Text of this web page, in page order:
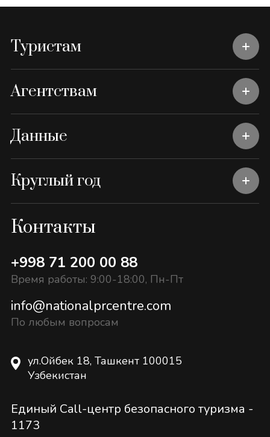
Туристам
Агентствам
Данные
Круглый год
Контакты
+998 71 200 00 88
Время работы: 9:00-18:00, Пн-Пт
info@nationalprcentre.com
По любым вопросам
ул.Ойбек 18, Ташкент 100015
Узбекистан
Единый Call-центр безопасного туризма -
1173